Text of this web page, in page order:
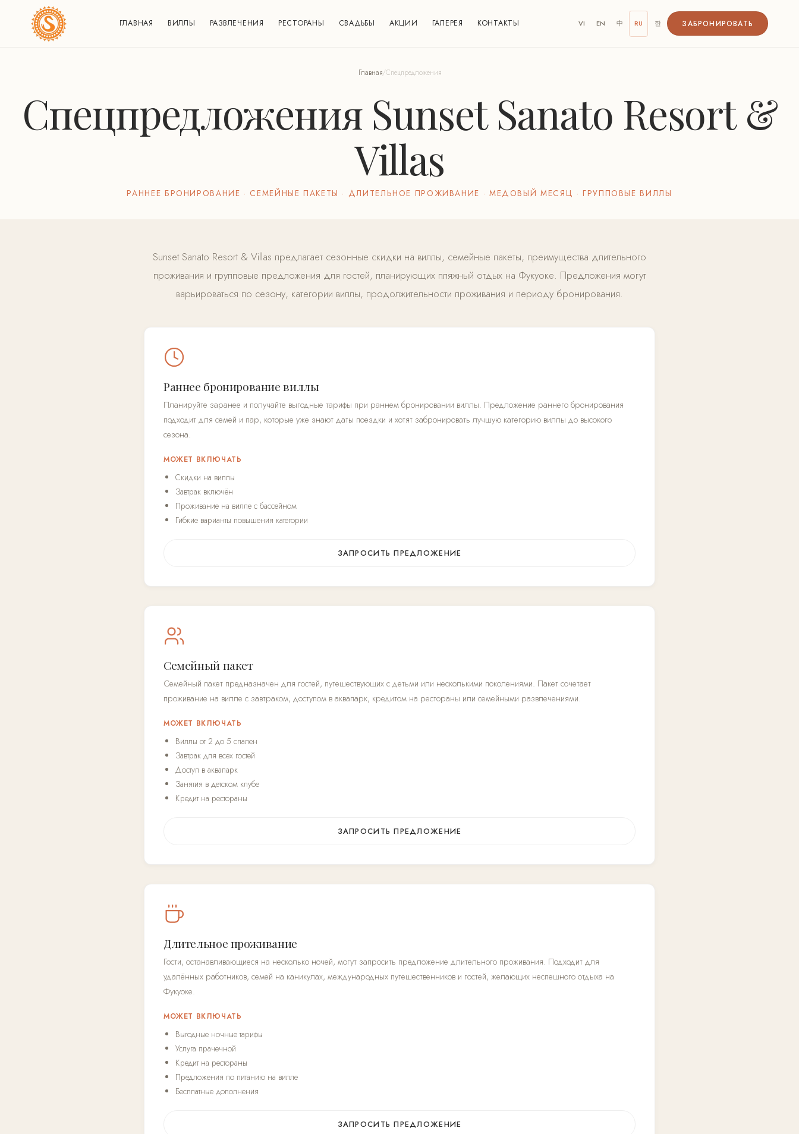
ГЛАВНАЯ ВИЛЛЫ РАЗВЛЕЧЕНИЯ РЕСТОРАНЫ СВАДЬБЫ АКЦИИ ГАЛЕРЕЯ КОНТАКТЫ VI EN 中 RU 한 ЗАБРОНИРОВАТЬ
Главная/Спецпредложения
Спецпредложения Sunset Sanato Resort &
Villas
РАННЕЕ БРОНИРОВАНИЕ · СЕМЕЙНЫЕ ПАКЕТЫ · ДЛИТЕЛЬНОЕ ПРОЖИВАНИЕ · МЕДОВЫЙ МЕСЯЦ · ГРУППОВЫЕ ВИЛЛЫ
Sunset Sanato Resort & Villas предлагает сезонные скидки на виллы, семейные пакеты, преимущества длительного
проживания и групповые предложения для гостей, планирующих пляжный отдых на Фукуоке. Предложения могут
варьироваться по сезону, категории виллы, продолжительности проживания и периоду бронирования.
Раннее бронирование виллы
Планируйте заранее и получайте выгодные тарифы при раннем бронировании виллы. Предложение раннего бронирования
подходит для семей и пар, которые уже знают даты поездки и хотят забронировать лучшую категорию виллы до высокого
сезона.
МОЖЕТ ВКЛЮЧАТЬ
Скидки на виллы
Завтрак включён
Проживание на вилле с бассейном
Гибкие варианты повышения категории
ЗАПРОСИТЬ ПРЕДЛОЖЕНИЕ
Семейный пакет
Семейный пакет предназначен для гостей, путешествующих с детьми или несколькими поколениями. Пакет сочетает
проживание на вилле с завтраком, доступом в аквапарк, кредитом на рестораны или семейными развлечениями.
МОЖЕТ ВКЛЮЧАТЬ
Виллы от 2 до 5 спален
Завтрак для всех гостей
Доступ в аквапарк
Занятия в детском клубе
Кредит на рестораны
ЗАПРОСИТЬ ПРЕДЛОЖЕНИЕ
Длительное проживание
Гости, останавливающиеся на несколько ночей, могут запросить предложение длительного проживания. Подходит для
удалённых работников, семей на каникулах, международных путешественников и гостей, желающих неспешного отдыха на
Фукуоке.
МОЖЕТ ВКЛЮЧАТЬ
Выгодные ночные тарифы
Услуга прачечной
Кредит на рестораны
Предложения по питанию на вилле
Бесплатные дополнения
ЗАПРОСИТЬ ПРЕДЛОЖЕНИЕ